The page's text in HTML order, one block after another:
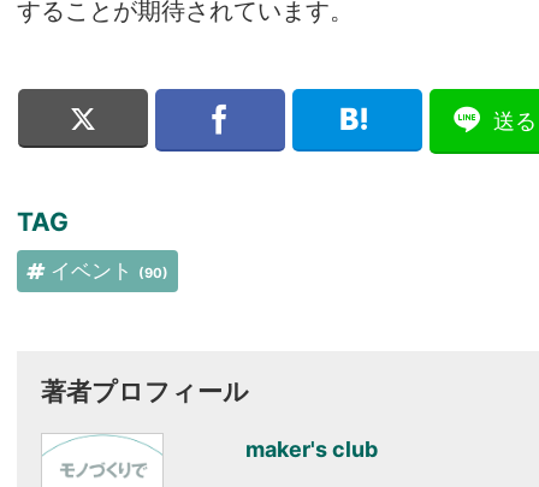
することが期待されています。
送る
TAG
イベント (90)
著者プロフィール
maker's club